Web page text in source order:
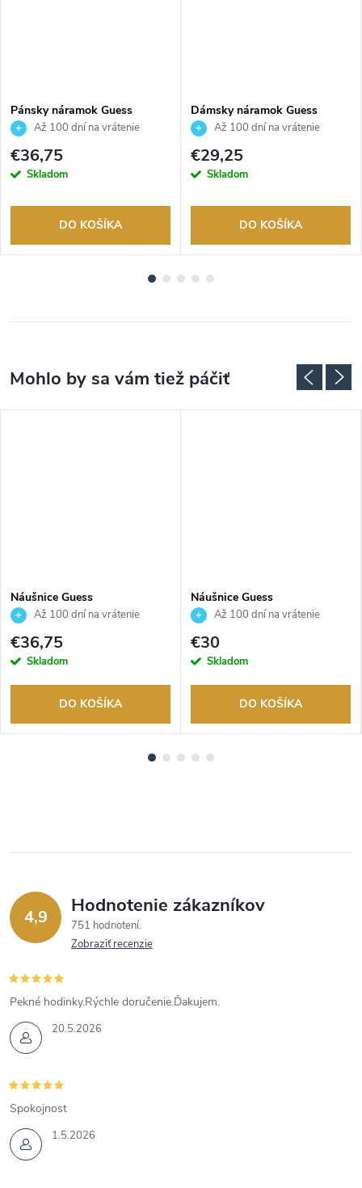
Pánsky náramok Guess
JUMB01303JWYGT/U
Až 100 dní na vrátenie
tovaru. Autorizovaný predajca.
€36,75
Skladom
DO KOŠÍKA
Dámsky náramok Guess
JUBB06082JWYGS
Až 100 dní na vrátenie
tovaru. Autorizovaný predajca.
€29,25
Skladom
DO KOŠÍKA
Náušnice Guess
JUBE05462JWYGT
Až 100 dní na vrátenie
tovaru. Autorizovaný predajca.
€36,75
Skladom
DO KOŠÍKA
Náušnice Guess
JUBE05218JWRHT
Až 100 dní na vrátenie
tovaru. Autorizovaný predajca.
€30
Skladom
DO KOŠÍKA
4,9 Hodnotenie zákazníkov
751 hodnotení
Zobraziť recenzie
20.5.2026
Pekné hodinky.Rýchle doručenie.Ďakujem.
1.5.2026
Spokojnost